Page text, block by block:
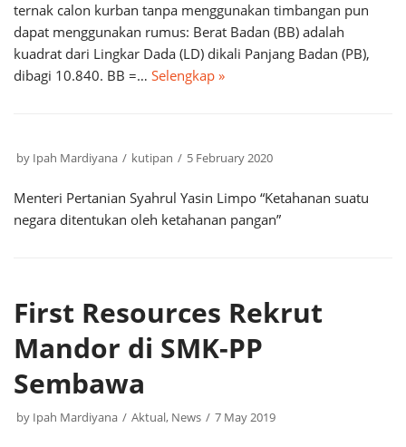
ternak calon kurban tanpa menggunakan timbangan pun
dapat menggunakan rumus: Berat Badan (BB) adalah
kuadrat dari Lingkar Dada (LD) dikali Panjang Badan (PB),
dibagi 10.840. BB =… Selengkap »
by Ipah Mardiyana kutipan 5 February 2020
Menteri Pertanian Syahrul Yasin Limpo “Ketahanan suatu
negara ditentukan oleh ketahanan pangan”
First Resources Rekrut
Mandor di SMK-PP
Sembawa
by Ipah Mardiyana Aktual, News 7 May 2019